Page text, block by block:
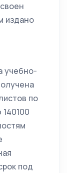
издано
учебно-
по
под